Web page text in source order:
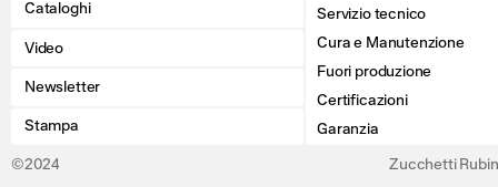
Cataloghi
Video
Newsletter
Stampa
Servizio tecnico
Cura e Manutenzione
Fuori produzione
Certificazioni
Garanzia
©2024 Zucchetti